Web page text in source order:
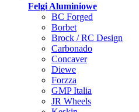
Felgi Aluminiowe
BC Forged
Borbet
Brock / RC Design
Carbonado
Concaver
Diewe
Forzza
GMP Italia
JR Wheels